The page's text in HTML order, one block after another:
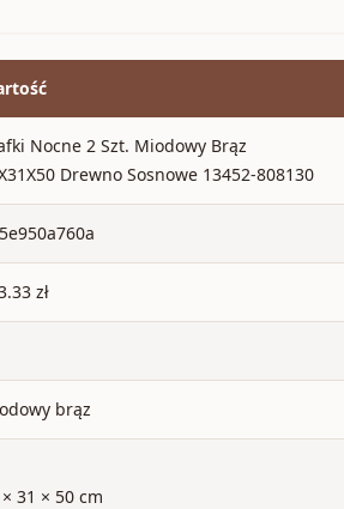
Nocne 2 Szt. Miodowy Brąz
Drewno Sosnowe 13452-808130
zł
brąz
31 × 50 cm